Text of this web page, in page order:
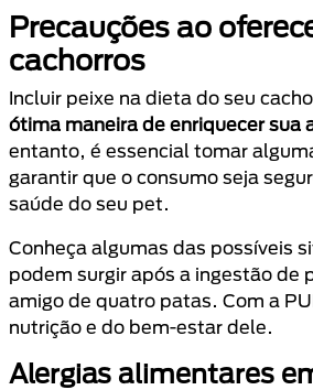
Precauções ao
cachorros
Incluir peixe na dieta do seu
ótima maneira de enriquecer sua
entanto, é essencial tomar
garantir que o consumo seja
saúde do seu pet.
Conheça algumas das possíveis
podem surgir após a ingestão de
amigo de quatro patas. Com a
nutrição e do bem-estar dele.
Alergias alimentares